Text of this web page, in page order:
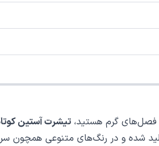
فصل‌های گرم هستید، تیشرت آستین
شده و در رنگ‌های متنوعی همچون